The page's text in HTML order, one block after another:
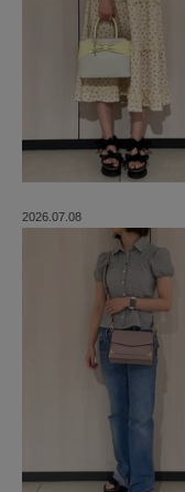
2026.07.08